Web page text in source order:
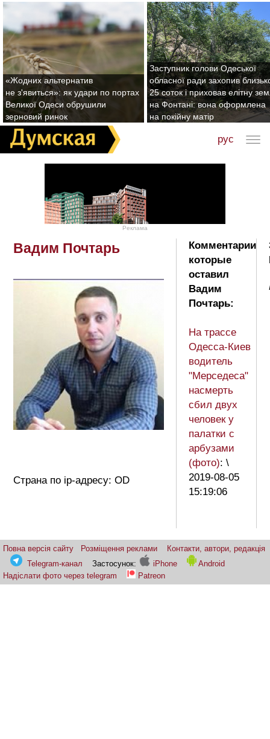
«Жодних альтернатив
не з'явиться»: як удари по портах
Великої Одеси обрушили
зерновий ринок
Заступник голови Одеської
обласної ради захопив
25 соток і приховав елітну
на Фонтані: вона оформлена
на покійну матір
рус
Реклама
Вадим Почтарь
Страна по ip-адресу: OD
Комментарии
которые
оставил
Вадим
Почтарь:
На трассе
Одесса-Киев
водитель
"Мерседеса"
насмерть
сбил двух
человек у
палатки с
арбузами
(фото): \
2019-08-05
15:19:06
Повна версія сайту Розміщення реклами
Контакти, автори, редакція
Telegram-канал
Застосунок: iPhone
Android
Надіслати фото через telegram
Patreon